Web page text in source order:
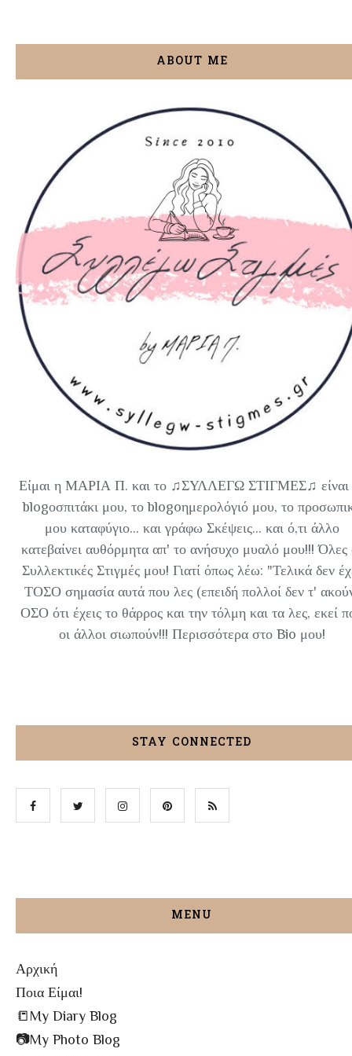
ABOUT ME
Είμαι η ΜΑΡΙΑ Π. και το ♫ΣΥΛΛΕΓΩ ΣΤΙΓΜΕΣ♫ είναι
blogοσπιτάκι μου, το blogoημερολόγιό μου, το
μου καταφύγιο... και γράφω Σκέψεις... και ό,τι άλλο
κατεβαίνει αυθόρμητα απ' το ανήσυχο μυαλό μου!!! Όλες
Συλλεκτικές Στιγμές μου! Γιατί όπως λέω: "Τελικά δεν
ΤΟΣΟ σημασία αυτά που λες (επειδή πολλοί δεν τ'
ΟΣΟ ότι έχεις το θάρρος και την τόλμη και τα λες, εκεί
οι άλλοι σιωπούν!!! Περισσότερα στο Bio μου!
STAY CONNECTED
MENU
Αρχική
Ποια Είμαι!
📒My Diary Blog
📷My Photo Blog